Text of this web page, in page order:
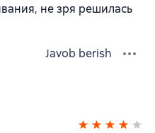
не зря решилась
Javob berish